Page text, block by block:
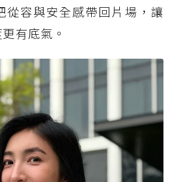
從容與安全感帶回片場，讓
有底氣。